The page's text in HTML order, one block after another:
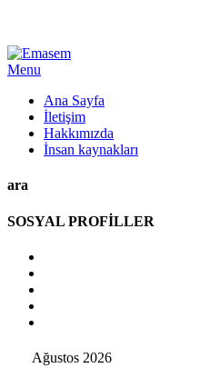
Menu
Ana Sayfa
İletişim
Hakkımızda
İnsan kaynakları
ara
SOSYAL PROFİLLER
Ağustos 2026